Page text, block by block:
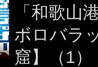
「和歌山
ボロバラ
窟】（1）